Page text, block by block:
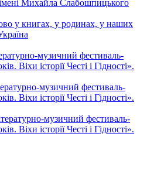
імені Михайла Слабошпицького
у книгах, у родинах, у наших
музичний фестиваль-
Віхи історії Честі і Гідності».
музичний фестиваль-
Віхи історії Честі і Гідності».
музичний фестиваль-
Віхи історії Честі і Гідності».